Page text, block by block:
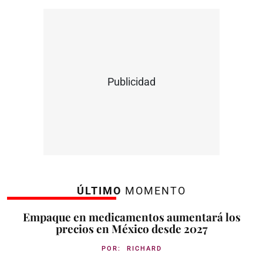
Publicidad
ÚLTIMO MOMENTO
Empaque en medicamentos aumentará los
precios en México desde 2027
POR: RICHARD